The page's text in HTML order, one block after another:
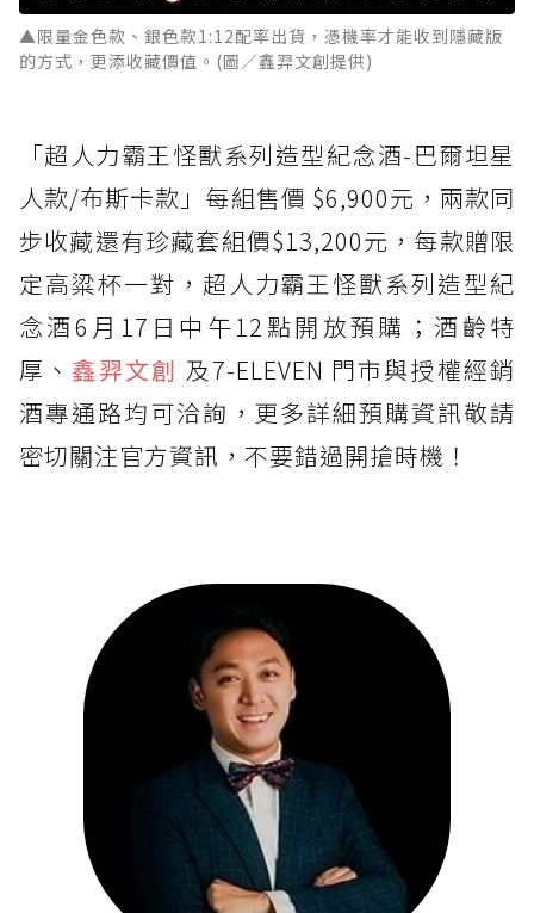
▲限量金色款、銀色款1:12配率出貨，憑機率才能收到隱藏版
的方式，更添收藏價值。(圖／鑫羿文創提供)
「超人力霸王怪獸系列造型紀念酒-巴爾坦星
人款/布斯卡款」每組售價 $6,900元，兩款同
步收藏還有珍藏套組價$13,200元，每款贈限
定高粱杯一對，超人力霸王怪獸系列造型紀
念酒6月17日中午12點開放預購；酒齡特
厚、 鑫羿文創 及7-ELEVEN 門市與授權經銷
酒專通路均可洽詢，更多詳細預購資訊敬請
密切關注官方資訊，不要錯過開搶時機！